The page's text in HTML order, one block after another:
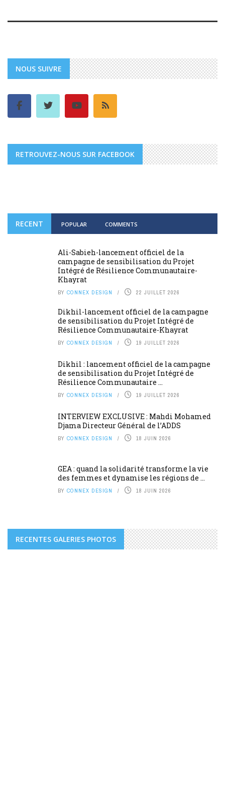
NOUS SUIVRE
RETROUVEZ-NOUS SUR FACEBOOK
RECENT POPULAR COMMENTS
Ali-Sabieh-lancement officiel de la
campagne de sensibilisation du Projet
Intégré de Résilience Communautaire-
Khayrat
BY CONNEX DESIGN 22 JUILLET 2026
Dikhil-lancement officiel de la campagne
de sensibilisation du Projet Intégré de
Résilience Communautaire-Khayrat
BY CONNEX DESIGN 19 JUILLET 2026
Dikhil : lancement officiel de la campagne
de sensibilisation du Projet Intégré de
Résilience Communautaire ...
BY CONNEX DESIGN 19 JUILLET 2026
INTERVIEW EXCLUSIVE : Mahdi Mohamed
Djama Directeur Général de l’ADDS
BY CONNEX DESIGN 18 JUIN 2026
GEA : quand la solidarité transforme la vie
des femmes et dynamise les régions de ...
BY CONNEX DESIGN 18 JUIN 2026
RECENTES GALERIES PHOTOS